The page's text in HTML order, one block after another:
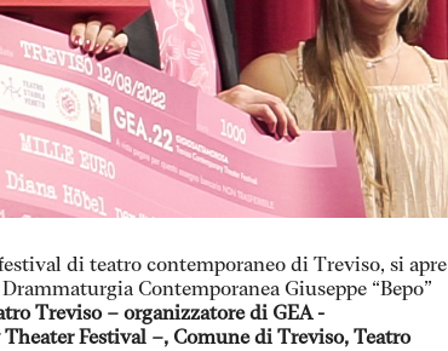
di teatro contemporaneo di Treviso, si apre
Contemporanea Giuseppe “Bepo”
Treviso – organizzatore di GEA -
Festival –, Comune di Treviso, Teatro